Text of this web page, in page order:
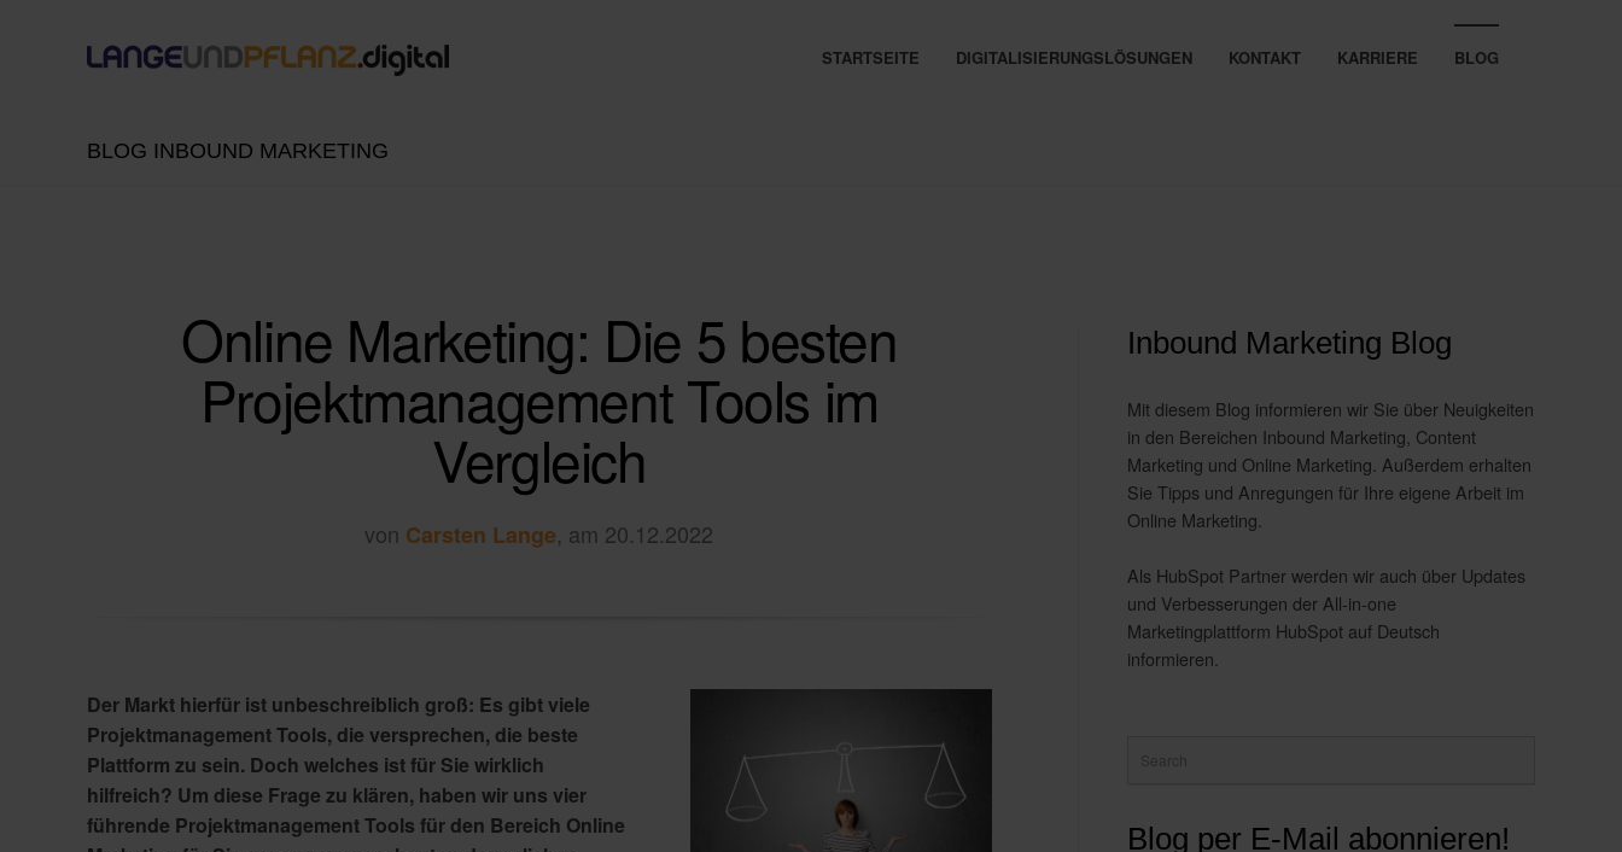
STARTSEITE DIGITALISIERUNGSLÖSUNGEN KONTAKT KARRIERE BLOG
BLOG INBOUND MARKETING
Online Marketing: Die 5 besten
Projektmanagement Tools im
Vergleich
von Carsten Lange, am 20.12.2022
Der Markt hierfür ist unbeschreiblich groß: Es gibt viele
Projektmanagement Tools, die versprechen, die beste
Plattform zu sein. Doch welches ist für Sie wirklich
hilfreich? Um diese Frage zu klären, haben wir uns vier
führende Projektmanagement Tools für den Bereich Online
Inbound Marketing Blog
Mit diesem Blog informieren wir Sie über Neuigkeiten
in den Bereichen Inbound Marketing, Content
Marketing und Online Marketing. Außerdem erhalten
Sie Tipps und Anregungen für Ihre eigene Arbeit im
Online Marketing.
Als HubSpot Partner werden wir auch über Updates
und Verbesserungen der All-in-one
Marketingplattform HubSpot auf Deutsch
informieren.
Blog per E-Mail abonnieren!